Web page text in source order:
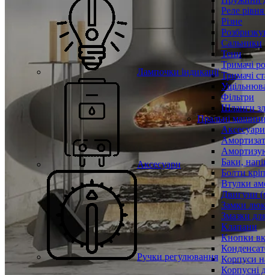
Реле
Різне
Сальники
Тени
Тримачі
Тримачі
Фільтри
Шланги
Пральні машини
Аксесуари
Баки,
Болти
Втулки
Двигуни
Замки
Змазки
Клапани
Кнопки
Корпуси
Корпусні
Лампочки індикації
Аксесуари
Ручки регулювання